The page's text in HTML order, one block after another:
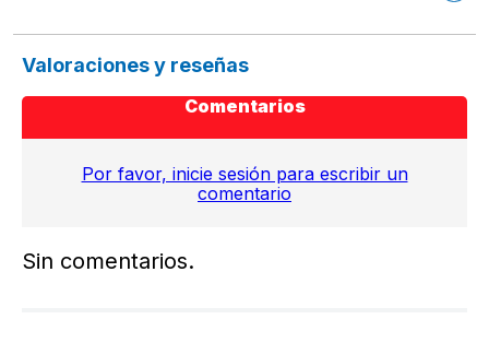
Valoraciones y reseñas
Comentarios
Por favor, inicie sesión para escribir un
comentario
Sin comentarios.